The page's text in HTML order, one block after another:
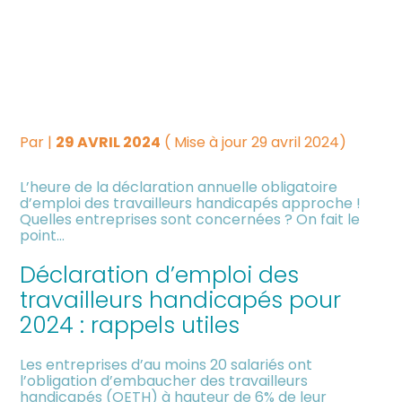
Développer votre entreprise
Construire votre patrimoine
Être prêt pour la facturation
électronique
Investir dans la location
Dématérialiser vos
Par | 29 AVRIL 2024 ( Mise à jour 29 avril 2024)
L’heure de la déclaration annuelle obligatoire
d’emploi des travailleurs handicapés approche !
Quelles entreprises sont concernées ? On fait le
point…
Déclaration d’emploi des
travailleurs handicapés pour
2024 : rappels utiles
Les entreprises d’au moins 20 salariés ont
l’obligation d’embaucher des travailleurs
handicapés (OETH) à hauteur de 6% de leur